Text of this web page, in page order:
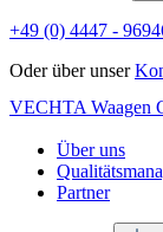
+49 (0) 4447 -
Oder über unser
VECHTA Waagen
Über uns
Partner